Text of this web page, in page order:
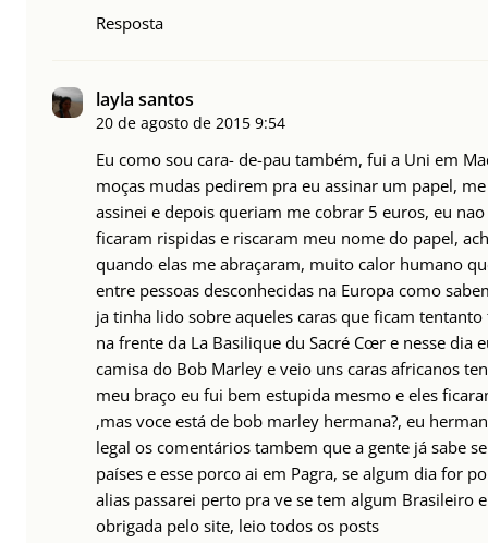
Resposta
layla santos
20 de agosto de 2015 9:54
Eu como sou cara- de-pau também, fui a Uni em
moças mudas pedirem pra eu assinar um papel,
assinei e depois queriam me cobrar 5 euros, eu
ficaram rispidas e riscaram meu nome do papel,
quando elas me abraçaram, muito calor humano
entre pessoas desconhecidas na Europa como
ja tinha lido sobre aqueles caras que ficam
na frente da La Basilique du Sacré Cœr e nesse dia
camisa do Bob Marley e veio uns caras africanos
meu braço eu fui bem estupida mesmo e eles
,mas voce está de bob marley hermana?, eu
legal os comentários tambem que a gente já sabe
países e esse porco ai em Pagra, se algum dia for
alias passarei perto pra ve se tem algum Brasileiro
obrigada pelo site, leio todos os posts